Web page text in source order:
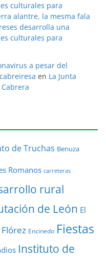
culturales para
alantre, la mesma fala
desarrolla una
culturales para
a pesar del
en La Junta
de Truchas Benuza
Romanos carreteras
rural
de León El
Encinedo Fiestas
Instituto de